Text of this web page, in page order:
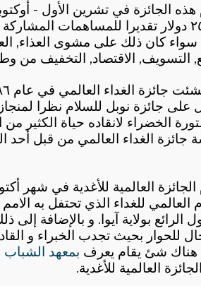
هذه الجائزة في تشرين الأول -
جميع أنحاء
التسويف, الاقتصاد, التخفيف من
جائزة الغداء العالمي في عام ١٩٨٦ على يد
على جائزة نوبل للسلام نظرا
الخضراء لانقاده حياة الكثير من
الغداء العالمي من قبل أحد
العالمية للأغدية في شهر أكتوبر
العالمي للغداء الذي تحتفل به
الرائع بولاية آيوا. و بالإضافة إلى
بحيث تجدب الخبراء و القادة
هناك شئ يقام يعرف بمعهد الشباب
.العالمية للأغدية